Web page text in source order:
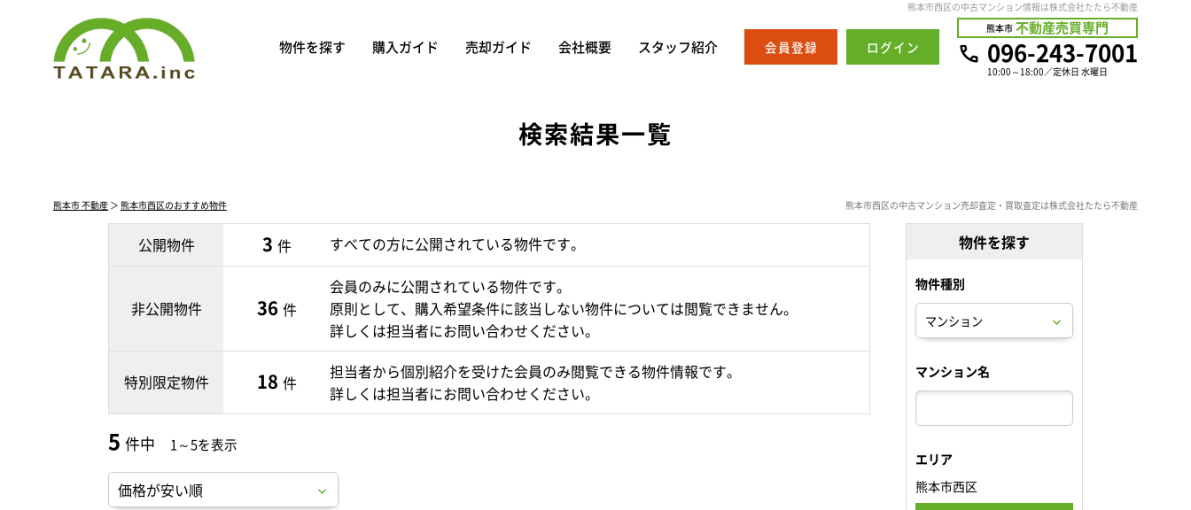
熊本市西区の中古マンション情報は株式会社たたら不動産
物件を探す 購入ガイド 売却ガイド 会社概要 スタッフ紹介 会員登録 ログイン
熊本市 不動産売買専門
10:00～18:00／定休日 水曜日
096-243-7001
検索結果一覧
熊本市 不動産 ＞ 熊本市西区のおすすめ物件 熊本市西区の中古マンション売却査定・買取査定は株式会社たたら不動産
公開物件 3 件 すべての方に公開されている物件です。
非公開物件 36 件
会員のみに公開されている物件です。
原則として、購入希望条件に該当しない物件については閲覧できません。
詳しくは担当者にお問い合わせください。
特別限定物件 18 件
担当者から個別紹介を受けた会員のみ閲覧できる物件情報です。
詳しくは担当者にお問い合わせください。
5 件中 1～5を表示
物件を探す
物件種別
マンション名
エリア
熊本市西区